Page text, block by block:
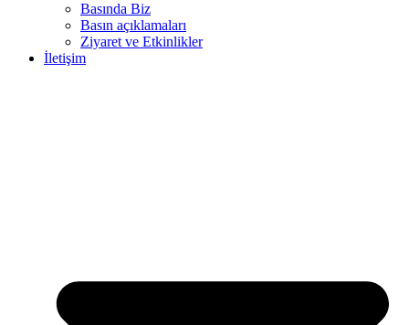
Basında Biz
Basın açıklamaları
Ziyaret ve Etkinlikler
İletişim